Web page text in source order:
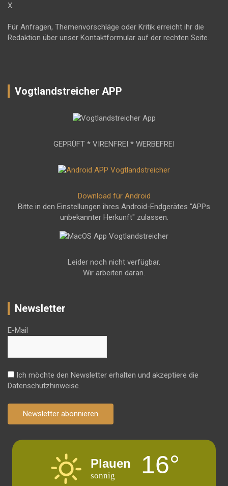
X.
Für Anfragen, Themenvorschläge oder Kritik erreicht ihr die
Redaktion über unser Kontaktformular auf der rechten Seite.
Vogtlandstreicher APP
GEPRÜFT * VIRENFREI * WERBEFREI
Download für Android
Bitte in den Einstellungen ihres Android-Endgerätes "APPs
unbekannter Herkunft" zulassen.
Leider noch nicht verfügbar.
Wir arbeiten daran.
Newsletter
E-Mail
Ich möchte den Newsletter erhalten und akzeptiere die
Datenschutzhinweise.
Newsletter abonnieren
Plauen
sonnig 16°